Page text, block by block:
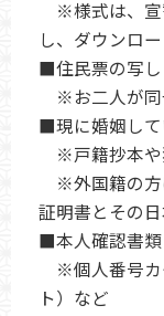
※様式は、宣
し、ダウンロ
■住民票の写し
※お二人が同
■現に婚姻して
※戸籍抄本や
※外国籍の方
証明書とその
■本人確認書類
※個人番号カ
ト）など